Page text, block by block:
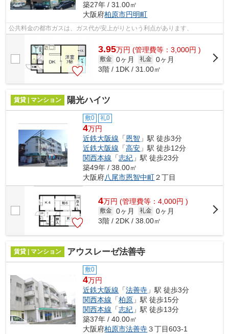
築27年 / 31.00㎡
大阪府柏原市円明町
公共料金の都市ガスは、ガス代が安上がりという利点があります、
3.95万円 (管理費等：3,000円 )
敷金 0ヶ月 礼金 0ヶ月
3階 / 1DK / 31.00㎡
賃貸 | マンション 陽光ハイツ
敷0 礼0
4万円
近鉄大阪線 「恩智 」駅 徒歩3分
近鉄大阪線 「高安 」駅 徒歩12分
関西本線 「志紀 」駅 徒歩23分
築49年 / 38.00㎡
大阪府八尾市恩智中町２丁目
4万円 (管理費等：4,000円 )
敷金 0ヶ月 礼金 0ヶ月
3階 / 2DK / 38.00㎡
賃貸 | マンション アウスレーゼ法善寺
敷0
4万円
近鉄大阪線 「法善寺 」駅 徒歩3分
関西本線 「柏原 」駅 徒歩15分
関西本線 「志紀 」駅 徒歩13分
築37年 / 40.00㎡
大阪府柏原市法善寺３丁目603-1